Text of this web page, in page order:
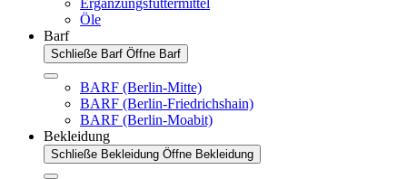
Ergänzungsfuttermittel
Öle
Barf
Schließe Barf Öffne Barf
BARF (Berlin-Mitte)
BARF (Berlin-Friedrichshain)
BARF (Berlin-Moabit)
Bekleidung
Schließe Bekleidung Öffne Bekleidung